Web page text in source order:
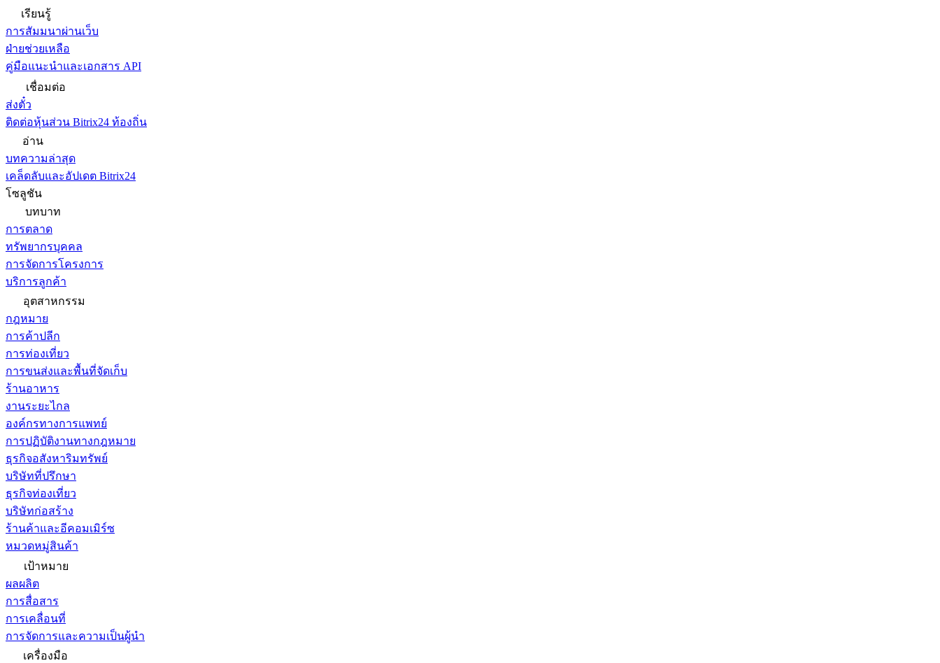
เรียนรู้
การสัมมนาผ่านเว็บ
ฝ่ายช่วยเหลือ
คู่มือแนะนำและเอกสาร API
เชื่อมต่อ
ส่งตั๋ว
ติดต่อหุ้นส่วน Bitrix24 ท้องถิ่น
อ่าน
บทความล่าสุด
เคล็ดลับและอัปเดต Bitrix24
โซลูชัน
บทบาท
การตลาด
ทรัพยากรบุคคล
การจัดการโครงการ
บริการลูกค้า
อุตสาหกรรม
กฎหมาย
การค้าปลีก
การท่องเที่ยว
การขนส่งและพื้นที่จัดเก็บ
ร้านอาหาร
งานระยะไกล
องค์กรทางการแพทย์
การปฏิบัติงานทางกฎหมาย
ธุรกิจอสังหาริมทรัพย์
บริษัทที่ปรึกษา
ธุรกิจท่องเที่ยว
บริษัทก่อสร้าง
ร้านค้าและอีคอมเมิร์ซ
หมวดหมู่สินค้า
เป้าหมาย
ผลผลิต
การสื่อสาร
การเคลื่อนที่
การจัดการและความเป็นผู้นำ
เครื่องมือ